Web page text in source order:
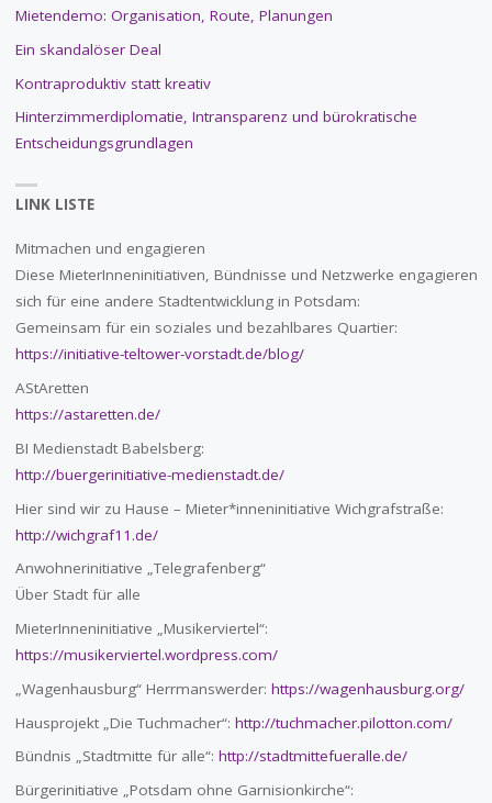
Mietendemo: Organisation, Route, Planungen
Ein skandalöser Deal
Kontraproduktiv statt kreativ
Hinterzimmerdiplomatie, Intransparenz und bürokratische
Entscheidungsgrundlagen
LINK LISTE
Mitmachen und engagieren
Diese MieterInneninitiativen, Bündnisse und Netzwerke engagieren
sich für eine andere Stadtentwicklung in Potsdam:
Gemeinsam für ein soziales und bezahlbares Quartier:
https://initiative-teltower-vorstadt.de/blog/
AStAretten
https://astaretten.de/
BI Medienstadt Babelsberg:
http://buergerinitiative-medienstadt.de/
Hier sind wir zu Hause – Mieter*inneninitiative Wichgrafstraße:
http://wichgraf11.de/
Anwohnerinitiative „Telegrafenberg“
Über Stadt für alle
MieterInneninitiative „Musikerviertel“:
https://musikerviertel.wordpress.com/
„Wagenhausburg“ Herrmanswerder: https://wagenhausburg.org/
Hausprojekt „Die Tuchmacher“: http://tuchmacher.pilotton.com/
Bündnis „Stadtmitte für alle“: http://stadtmittefueralle.de/
Bürgerinitiative „Potsdam ohne Garnisionkirche“: